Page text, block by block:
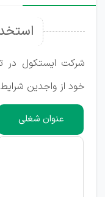
شرکت ایستکول در
خود از واجدین
عنوان شغلی